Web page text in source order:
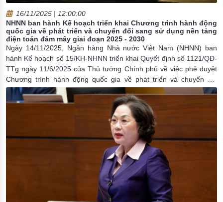
16/11/2025 | 12:00:00
NHNN ban hành Kế hoạch triển khai Chương trình hành động
quốc gia về phát triển và chuyển đổi sang sử dụng nền tảng
điện toán đám mây giai đoạn 2025 - 2030
Ngày 14/11/2025, Ngân hàng Nhà nước Việt Nam (NHNN) ban
hành Kế hoạch số 15/KH-NHNN triển khai Quyết định số 1121/QĐ-
TTg ngày 11/6/2025 của Thủ tướng Chính phủ về việc phê duyệt
Chương trình hành động quốc gia về phát triển và chuyển đổi
sang sử dụng nền tảng điện toán đám mây giai đoạn 2025 - 2030.